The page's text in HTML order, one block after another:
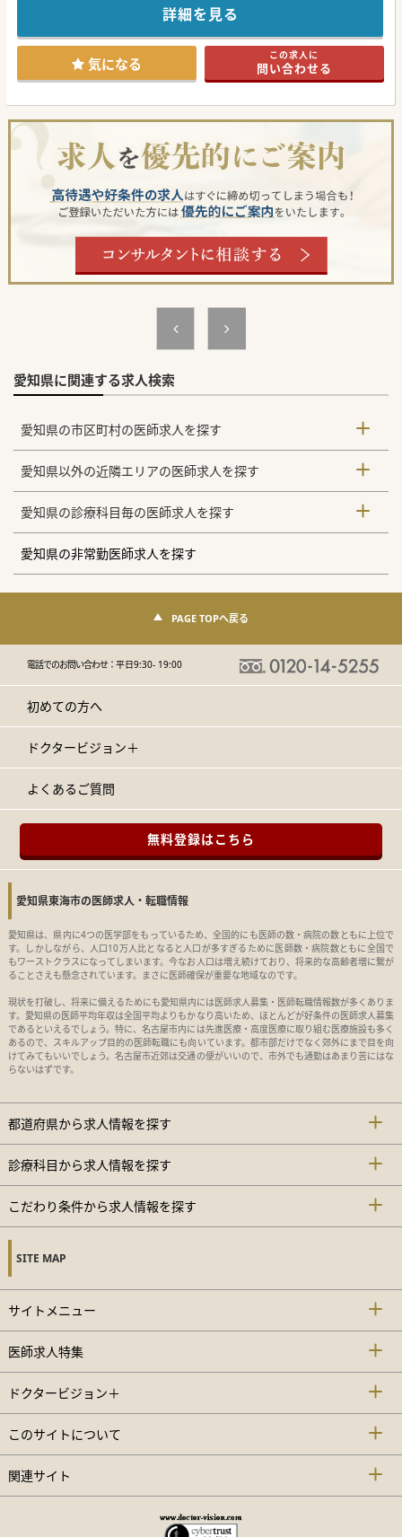
■ベテランの事務やスタッフ、看護師が揃っていてサポート
体制は万全ですし、診療に集中できる環境です
■名古屋市内から公共交通機関でもお車でも通勤便利なエリ
アにあるので通勤ストレスは皆無です
【業務内容】
■コンタクトの診療がメインとなりますので、眼科としての
■未経験の方に対しては最初の内は眼科医の診療に同席して
勉強する機会を設けているので安心です
朝は余裕を持ってご出勤いただけます
【医療機関情報】
■全国展開している店舗を運営する法人様で、経営基盤はし
っかりしているので安心してご勤務いただけます
■近隣の病院やクリニックと連携を取れているので対応が難
しい症状の場合は搬送可能です
■患者数も平日だとそこまで多くないため空いた時間は勉強
するなどして有効活用できます
#秋入職可
詳細を見る
気になる この求人に
問い合わせる
愛知県に関連する求人検索
愛知県の市区町村の医師求人を探す
愛知県以外の近隣エリアの医師求人を探す
愛知県の診療科目毎の医師求人を探す
愛知県の非常勤医師求人を探す
PAGE TOPへ戻る
電話でのお問い合わせ：平日9:30- 19:00
初めての方へ
ドクタービジョン＋
よくあるご質問
無料登録はこちら
愛知県東海市の医師求人・転職情報
愛知県は、県内に4つの医学部をもっているため、全国的にも医師の数・病院の数ともに上位で
す。しかしながら、人口10万人比となると人口が多すぎるために医師数・病院数ともに全国で
もワーストクラスになってしまいます。今なお人口は増え続けており、将来的な高齢者増に繋が
ることさえも懸念されています。まさに医師確保が重要な地域なのです。
現状を打破し、将来に備えるためにも愛知県内には医師求人募集・医師転職情報数が多くありま
す。愛知県の医師平均年収は全国平均よりもかなり高いため、ほとんどが好条件の医師求人募集
であるといえるでしょう。特に、名古屋市内には先進医療・高度医療に取り組む医療施設も多く
あるので、スキルアップ目的の医師転職にも向いています。都市部だけでなく郊外にまで目を向
けてみてもいいでしょう。名古屋市近郊は交通の便がいいので、市外でも通勤はあまり苦にはな
らないはずです。
都道府県から求人情報を探す
診療科目から求人情報を探す
こだわり条件から求人情報を探す
SITE MAP
サイトメニュー
医師求人特集
ドクタービジョン＋
このサイトについて
関連サイト